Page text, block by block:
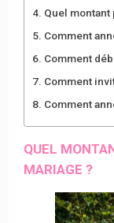
Quel montant
Comment
Comment
Comment
Comment
QUEL
MARIAGE ?